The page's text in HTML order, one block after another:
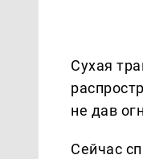
Сухая
не дав
Сейчас